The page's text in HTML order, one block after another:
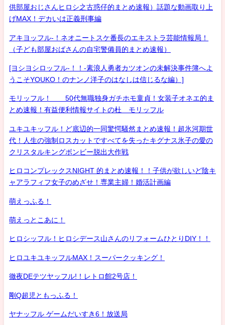
供部屋おじさんヒロシ之古惑仔的まとめ速報）話題な動画取り上
げMAX！デカいは正義刑事編
アキヨッフル-！ネオニートスケ番長のエキストラ芸能情報局！
（子ども部屋おばさんの自宅警備員的まとめ速報）
[ヨシヨシロッフル-！！-素浪人勇者カツオンの未解決事件簿へよ
うこそYOUKO！のナンノ洋子のはなしは信じるな編）]
モリッフル！ 50代無職独身ガチホモ童貞！女装子オネエ的ま
とめ速報！有益便利情報サイトの杜 モリッフル
ユキユキッフル！ど底辺的一同驚愕騒然まとめ速報！超氷河期世
代！人生の強制ロスカットですべてを失ったキグナス氷子の愛の
クリスタルキングボンビー脱出大作戦
ヒロコンプレックスNIGHT 的まとめ速報！！子供が欲しいど陰キ
ャアラフィフ女子のめざせ！専業主婦！婚活計画編
萌えっふる！
萌えっとこあに！
ヒロシッフル！ヒロシデース山さんのリフォームひとりDIY！！
ヒロユキユキッフルMAX！スーパークッキング！
徹夜DEテツヤッフル!！レトロ館2号店！
剛Q超児ともっふる！
ヤナッフル ゲームだいすき6！放送局